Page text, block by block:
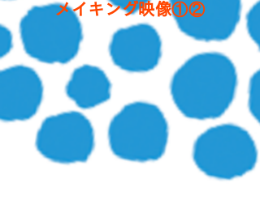
​メイキング映像①②